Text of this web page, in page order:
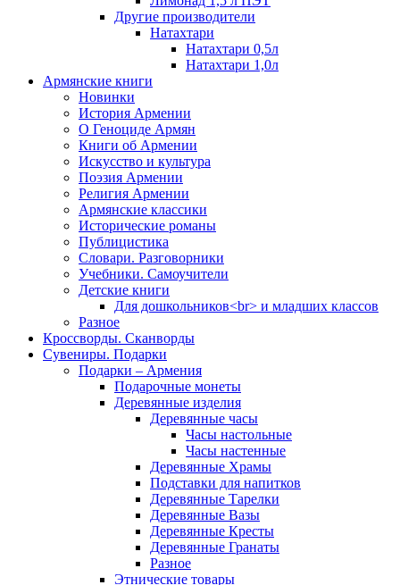
Другие производители
Натахтари
Натахтари 0,5л
Натахтари 1,0л
Армянские книги
Новинки
История Армении
О Геноциде Армян
Книги об Армении
Иcкусство и культура
Поэзия Армении
Религия Армении
Армянские классики
Исторические романы
Публицистика
Словари. Разговорники
Учебники. Самоучители
Детские книги
Для дошкольников<br> и младших классов
Разное
Кроссворды. Сканворды
Сувениры. Подарки
Подарки – Армения
Подарочные монеты
Деревянные изделия
Деревянные часы
Часы настольные
Часы настенные
Деревянные Храмы
Подставки для напитков
Деревянные Тарелки
Деревянные Вазы
Деревянные Кресты
Деревянные Гранаты
Разное
Этнические товары